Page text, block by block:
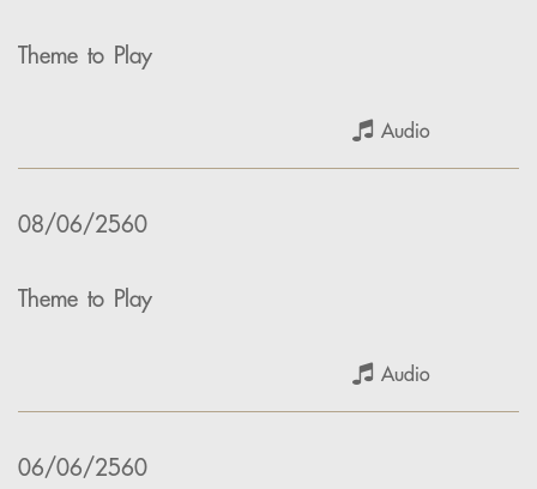
Theme to Play
Audio
08/06/2560
Theme to Play
Audio
06/06/2560